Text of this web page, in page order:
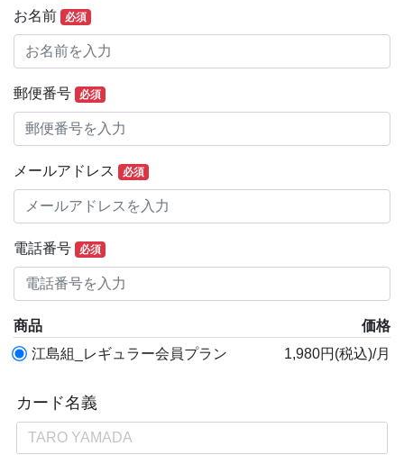
お名前 必須
郵便番号 必須
メールアドレス 必須
電話番号 必須
商品
価格
江島組_レギュラー会員プラン
1,980円(税込)/月